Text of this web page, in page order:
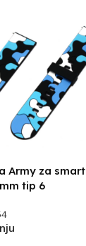
Army za smart
tip 6